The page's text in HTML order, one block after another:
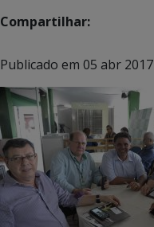
Compartilhar:
Publicado em 05 abr 2017